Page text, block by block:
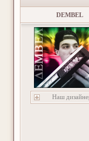
DEMBEL
Наш